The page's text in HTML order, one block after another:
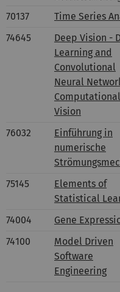
70137 Time Series
74645
Deep Vision -
Learning and
Convolutional
Neural
Computational
Vision
76032
Einführung in
numerische
75145
Elements of
Statistical
74004 Gene
74100
Model Driven
Software
Engineering